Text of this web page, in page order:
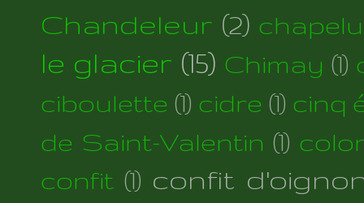
Chandeleur (2)
le glacier (15) Chimay (1)
ciboulette (1) cidre (1) cinq
de Saint-Valentin (1)
confit (1) confit